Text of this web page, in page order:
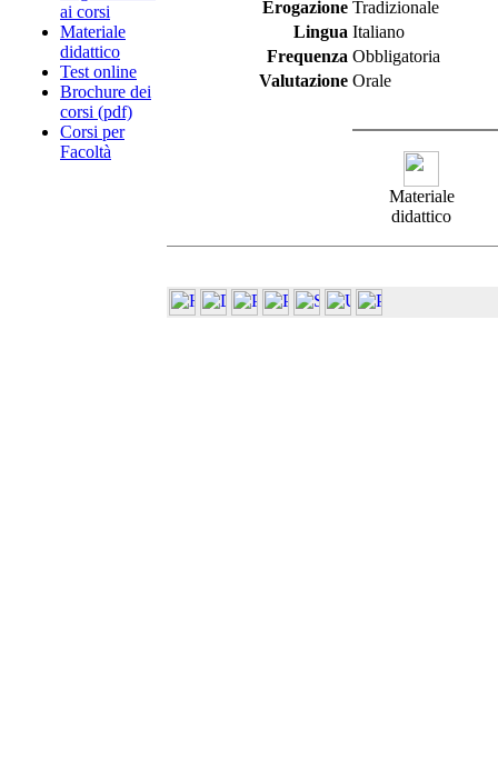
ai corsi
Materiale
didattico
Test online
Brochure dei
corsi (pdf)
Corsi per
Facoltà
Erogazione Tradizionale
Lingua Italiano
Frequenza Obbligatoria
Valutazione Orale
Materiale
didattico